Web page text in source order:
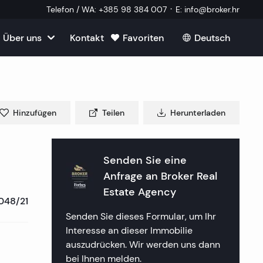
Telefon / WA: +385 98 384 007 · E: info@broker.hr
in Split
in Rogoznica
in Primosten
in Crikvenica
Verkauf in Kroatien
in Kroatien
Über uns
ein externer Mitarbeiter
Fragen
Kontakt Favoriten Deutsch
Alle ansehen
21
Hinzufügen Teilen Herunterladen
Senden Sie eine
Anfrage an Broker Real
Estate Agency
Senden Sie dieses Formular, um Ihr
Interesse an dieser Immobilie
auszudrücken. Wir werden uns dann
bei Ihnen melden.